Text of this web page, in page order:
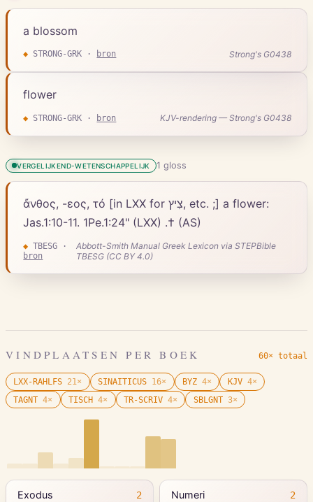
a blossom
◆ STRONG-GRK · bron Strong's G0438
flower
◆ STRONG-GRK · bron KJV-rendering — Strong's G0438
VERGELIJKEND-WETENSCHAPPELIJK 1 gloss
ἄνθος, -εος, τό [in LXX for צִיץ, etc. ;] a flower:
Jas.1:10-11. 1Pe.1:24" (LXX) .† (AS)
◆ TBESG ·
bron
Abbott-Smith Manual Greek Lexicon via STEPBible
TBESG (CC BY 4.0)
VINDPLAATSEN PER BOEK 60× totaal
LXX-RAHLFS 21× SINAITICUS 16× BYZ 4× KJV 4×
TAGNT 4× TISCH 4× TR-SCRIV 4× SBLGNT 3×
Exodus 2 Numeri 2